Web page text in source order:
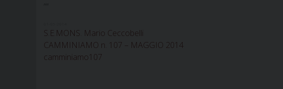
””
S.E.MONS. Mario Ceccobelli
CAMMINIAMO n. 107 – MAGGIO 2014
camminiamo107